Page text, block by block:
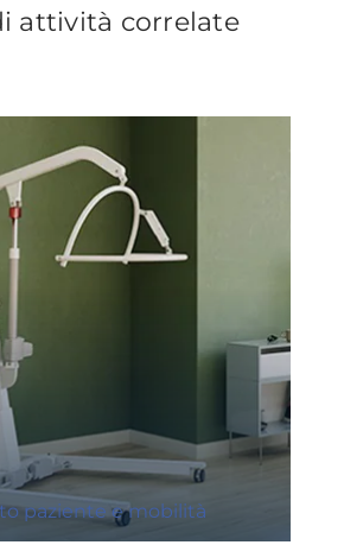
attività correlate
paziente e mobilità